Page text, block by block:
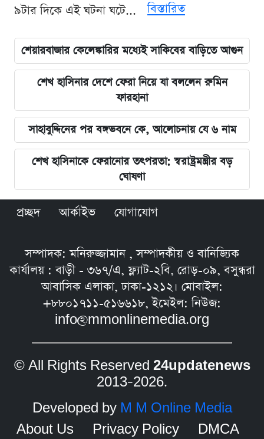
৯টার দিকে এই ঘটনা ঘটে...
বিস্তারিত
শেয়ারবাজার কেলেঙ্কারির মধ্যেই সাকিবের বাড়িতে আগুন
শেখ হাসিনার দেশে ফেরা নিয়ে যা বললেন রুমিন
ফারহানা
সাহাবুদ্দিনের পর বঙ্গভবনে কে, আলোচনায় যে ৬ নাম
শেখ হাসিনাকে ফেরানোর তৎপরতা: স্বরাষ্ট্রমন্ত্রীর বড়
ঘোষণা
প্রচ্ছদ আর্কাইভ যোগাযোগ
সম্পাদক: মনিরুজ্জামান , সম্পাদকীয় ও বানিজ্যিক
কার্যালয় : বাড়ী - ৩৬৭/এ, ফ্ল্যাট-২বি, রোড়-০৯, বসুন্ধরা
আবাসিক এলাকা, ঢাকা-১২১২। মোবাইল:
+৮৮০১৭১১-৫১৬৬১৮, ইমেইল: নিউজ:
info@mmonlinemedia.org
© All Rights Reserved 24updatenews
2013–2026.
Developed by M M Online Media
About Us
Privacy Policy DMCA